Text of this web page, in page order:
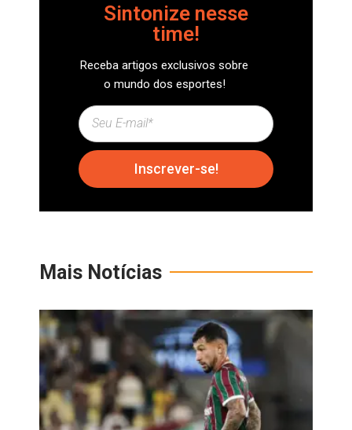
Sintonize nesse
time!
Receba artigos exclusivos sobre
o mundo dos esportes!
Inscrever-se!
Mais Notícias